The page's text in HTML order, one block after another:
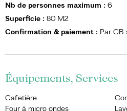
Nb de personnes maximum : 6
Superficie : 80 M2
Confirmation & paiement : Par CB
Équipements, Services
Cafetière
Four à micro ondes